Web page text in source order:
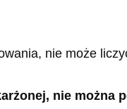
nie może
nie można